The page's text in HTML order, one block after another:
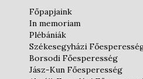
Főpapjaink
In memoriam
Plébániák
Székesegyházi
Borsodi Főesperesség
Jász-Kun Főesperesség